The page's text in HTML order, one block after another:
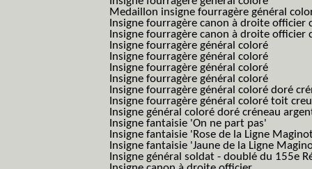
Medaillon insigne fourragère général
Insigne fourragère canon à droite
Insigne fourragère canon à droite
Insigne fourragère général coloré
Insigne fourragère général coloré
Insigne fourragère général coloré
Insigne fourragère général coloré
Insigne fourragère général coloré doré
Insigne fourragère général coloré toit
Insigne général coloré doré créneau
Insigne fantaisie 'On ne part pas'
Insigne fantaisie 'Rose de la Ligne
Insigne fantaisie 'Jaune de la Ligne
Insigne général soldat - doublé du 155e